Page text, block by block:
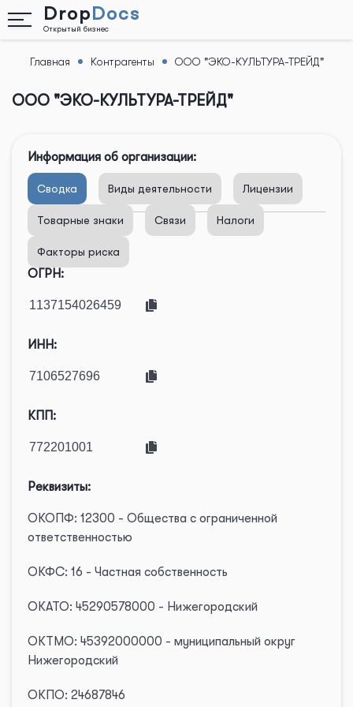
DropDocs
Открытый бизнес
Назад
Главная Контрагенты ООО "ЭКО-КУЛЬТУРА-ТРЕЙД"
ООО "ЭКО-КУЛЬТУРА-ТРЕЙД"
Информация об организации:
Сводка Виды деятельности Лицензии
Товарные знаки Связи Налоги
Факторы риска
ОГРН:
ИНН:
КПП:
Реквизиты:
ОКОПФ: 12300 - Общества с ограниченной
ответственностью
ОКФС: 16 - Частная собственность
ОКАТО: 45290578000 - Нижегородский
ОКТМО: 45392000000 - муниципальный округ
Нижегородский
ОКПО: 24687846